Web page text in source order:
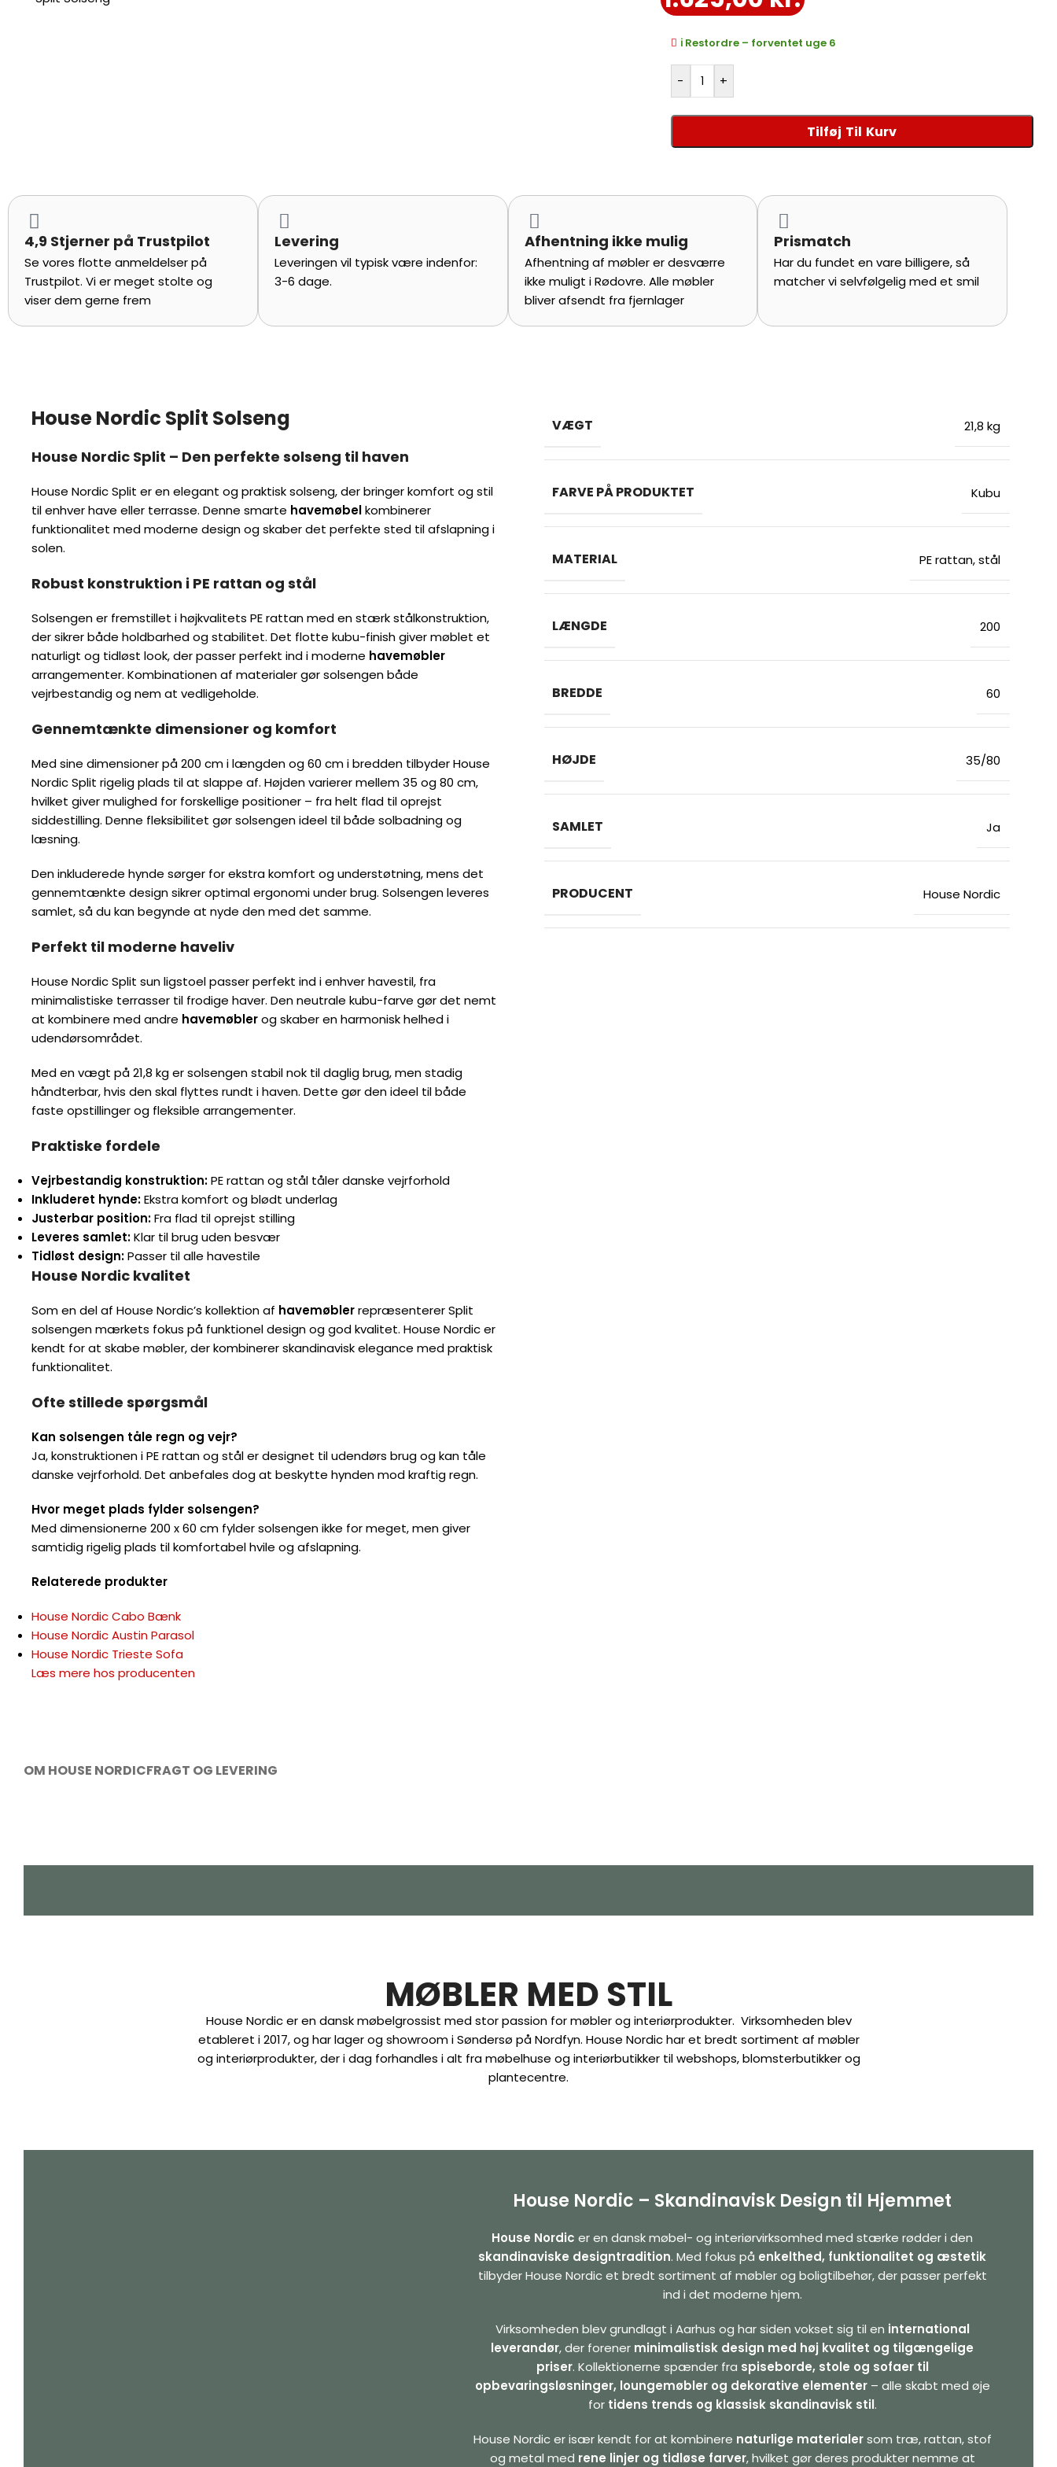
ℹ️ Restordre – forventet uge 6
- +
Tilføj Til Kurv
4,9 Stjerner på Trustpilot
Se vores flotte anmeldelser på
Trustpilot. Vi er meget stolte og
viser dem gerne frem
Levering
Leveringen vil typisk være indenfor:
3-6 dage.
Afhentning ikke mulig
Afhentning af møbler er desværre
ikke muligt i Rødovre. Alle møbler
bliver afsendt fra fjernlager
Prismatch
Har du fundet en vare billigere, så
matcher vi selvfølgelig med et smil
House Nordic Split Solseng
House Nordic Split – Den perfekte solseng til haven
House Nordic Split er en elegant og praktisk solseng, der bringer komfort og stil
til enhver have eller terrasse. Denne smarte havemøbelkombinerer
funktionalitet med moderne design og skaber det perfekte sted til afslapning i
solen.
Robust konstruktion i PE rattan og stål
Solsengen er fremstillet i højkvalitets PE rattan med en stærk stålkonstruktion,
der sikrer både holdbarhed og stabilitet. Det flotte kubu-finish giver møblet et
naturligt og tidløst look, der passer perfekt ind i moderne havemøbler
arrangementer. Kombinationen af materialer gør solsengen både
vejrbestandig og nem at vedligeholde.
Gennemtænkte dimensioner og komfort
Med sine dimensioner på 200 cm i længden og 60 cm i bredden tilbyder House
Nordic Split rigelig plads til at slappe af. Højden varierer mellem 35 og 80 cm,
hvilket giver mulighed for forskellige positioner – fra helt flad til oprejst
siddestilling. Denne fleksibilitet gør solsengen ideel til både solbadning og
læsning.
Den inkluderede hynde sørger for ekstra komfort og understøtning, mens det
gennemtænkte design sikrer optimal ergonomi under brug. Solsengen leveres
samlet, så du kan begynde at nyde den med det samme.
Perfekt til moderne haveliv
House Nordic Split sun ligstoel passer perfekt ind i enhver havestil, fra
minimalistiske terrasser til frodige haver. Den neutrale kubu-farve gør det nemt
at kombinere med andre havemøblerog skaber en harmonisk helhed i
udendørsområdet.
Med en vægt på 21,8 kg er solsengen stabil nok til daglig brug, men stadig
håndterbar, hvis den skal flyttes rundt i haven. Dette gør den ideel til både
faste opstillinger og fleksible arrangementer.
Praktiske fordele
Vejrbestandig konstruktion:PE rattan og stål tåler danske vejrforhold
Inkluderet hynde:Ekstra komfort og blødt underlag
Justerbar position:Fra flad til oprejst stilling
Leveres samlet:Klar til brug uden besvær
Tidløst design:Passer til alle havestile
House Nordic kvalitet
Som en del af House Nordic’s kollektion af havemøblerrepræsenterer Split
solsengen mærkets fokus på funktionel design og god kvalitet. House Nordic er
kendt for at skabe møbler, der kombinerer skandinavisk elegance med praktisk
funktionalitet.
Ofte stillede spørgsmål
Kan solsengen tåle regn og vejr?
Ja, konstruktionen i PE rattan og stål er designet til udendørs brug og kan tåle
danske vejrforhold. Det anbefales dog at beskytte hynden mod kraftig regn.
Hvor meget plads fylder solsengen?
Med dimensionerne 200 x 60 cm fylder solsengen ikke for meget, men giver
samtidig rigelig plads til komfortabel hvile og afslapning.
Relaterede produkter
House Nordic Cabo Bænk
House Nordic Austin Parasol
House Nordic Trieste Sofa
Læs mere hos producenten
VÆGT 21,8 kg
FARVE PÅ PRODUKTET Kubu
MATERIAL PE rattan, stål
LÆNGDE 200
BREDDE 60
HØJDE 35/80
SAMLET Ja
PRODUCENT House Nordic
OM HOUSE NORDICFRAGT OG LEVERING
MØBLER MED STIL
House Nordic er en dansk møbelgrossist med stor passion for møbler og interiørprodukter. Virksomheden blev
etableret i 2017, og har lager og showroom i Søndersø på Nordfyn. House Nordic har et bredt sortiment af møbler
og interiørprodukter, der i dag forhandles i alt fra møbelhuse og interiørbutikker til webshops, blomsterbutikker og
plantecentre.
House Nordic – Skandinavisk Design til Hjemmet
House Nordic er en dansk møbel- og interiørvirksomhed med stærke rødder i den
skandinaviske designtradition. Med fokus på enkelthed, funktionalitet og æstetik
tilbyder House Nordic et bredt sortiment af møbler og boligtilbehør, der passer perfekt
ind i det moderne hjem.
Virksomheden blev grundlagt i Aarhus og har siden vokset sig til en international
leverandør, der forener minimalistisk design med høj kvalitet og tilgængelige
priser. Kollektionerne spænder fra spiseborde, stole og sofaer til
opbevaringsløsninger, loungemøbler og dekorative elementer– alle skabt med øje
for tidens trends og klassisk skandinavisk stil.
House Nordic er især kendt for at kombinere naturlige materialersom træ, rattan, stof
og metal med rene linjer og tidløse farver, hvilket gør deres produkter nemme at